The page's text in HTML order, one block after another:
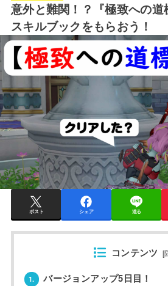
意外と難関！？『極致への
スキルブックをもらおう！
ポスト シェア 送る
コンテンツ [
1. バージョンアップ5日目！